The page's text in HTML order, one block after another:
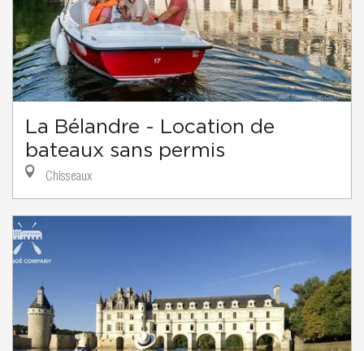
La Bélandre - Location de
bateaux sans permis
Chisseaux